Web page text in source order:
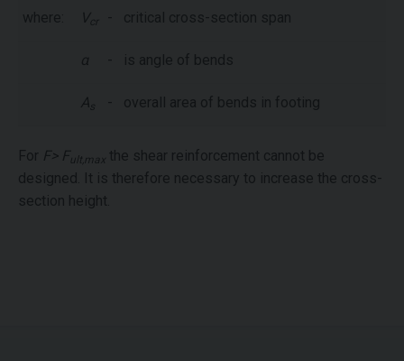
where: V cr - critical cross-section span
α - is angle of bends
As - overall area of bends in footing
For F> Fult,max the shear reinforcement cannot be
designed. It is therefore necessary to increase the cross-
section height.